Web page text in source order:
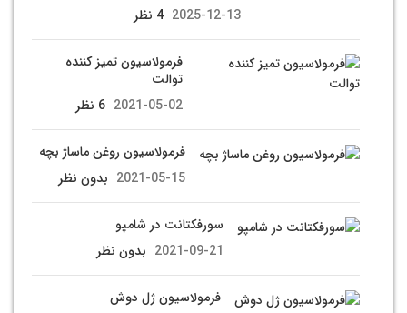
2025-12-13 4 نظر
فرمولاسیون تمیز کننده
توالت
2021-05-02 6 نظر
فرمولاسیون روغن ماساژ بچه
2021-05-15 بدون نظر
سورفکتانت در شامپو
2021-09-21 بدون نظر
فرمولاسیون ژل دوش